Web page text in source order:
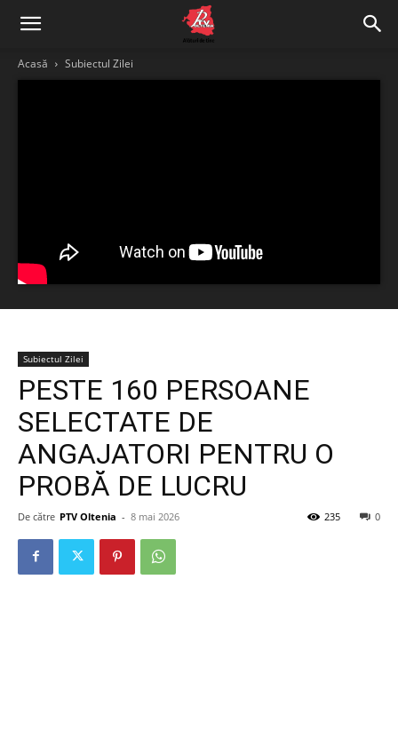
Acasă Subiectul Zilei
Subiectul Zilei
PESTE 160 PERSOANE
SELECTATE DE
ANGAJATORI PENTRU O
PROBĂ DE LUCRU
De către PTV Oltenia - 8 mai 2026 0
235